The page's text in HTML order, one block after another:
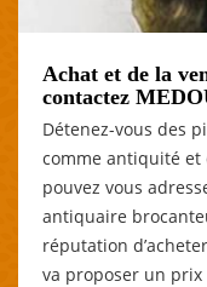
Achat et de la
contactez
Détenez-vous des
comme antiquité et
pouvez vous
antiquaire
réputation
va proposer un